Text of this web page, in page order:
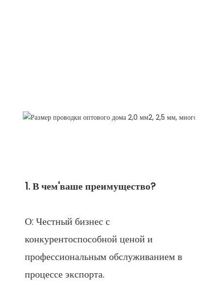
О: Честный бизнес с
конкурентоспособной ценой и
профессиональным обслуживанием в